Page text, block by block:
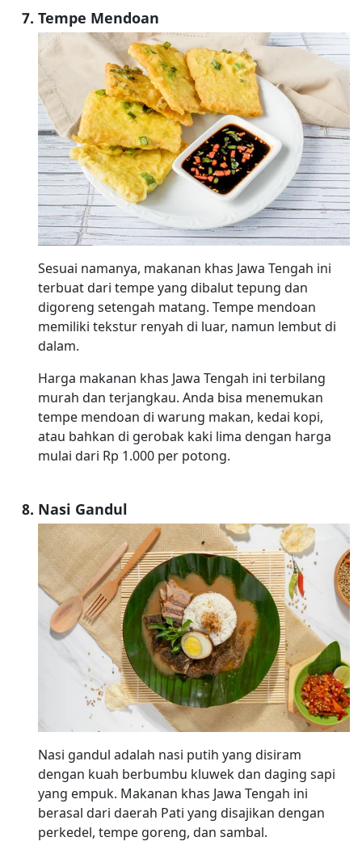
Tempe Mendoan
Sesuai namanya, makanan khas Jawa Tengah ini
terbuat dari tempe yang dibalut tepung dan
digoreng setengah matang. Tempe mendoan
memiliki tekstur renyah di luar, namun lembut di
dalam.
Harga makanan khas Jawa Tengah ini terbilang
murah dan terjangkau. Anda bisa menemukan
tempe mendoan di warung makan, kedai kopi,
atau bahkan di gerobak kaki lima dengan harga
mulai dari Rp 1.000 per potong.
Nasi Gandul
Nasi gandul adalah nasi putih yang disiram
dengan kuah berbumbu kluwek dan daging sapi
yang empuk. Makanan khas Jawa Tengah ini
berasal dari daerah Pati yang disajikan dengan
perkedel, tempe goreng, dan sambal.